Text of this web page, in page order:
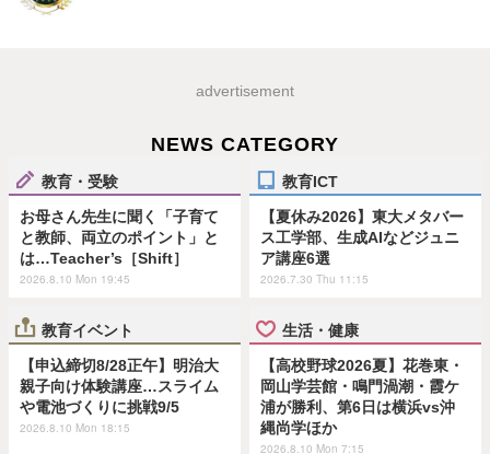
advertisement
NEWS CATEGORY
教育・受験
お母さん先生に聞く「子育て
と教師、両立のポイント」と
は…Teacher’s［Shift］
2026.8.10 Mon 19:45
教育ICT
【夏休み2026】東大メタバー
ス工学部、生成AIなどジュニ
ア講座6選
2026.7.30 Thu 11:15
教育イベント
【申込締切8/28正午】明治大
親子向け体験講座…スライム
や電池づくりに挑戦9/5
2026.8.10 Mon 18:15
生活・健康
【高校野球2026夏】花巻東・
岡山学芸館・鳴門渦潮・霞ケ
浦が勝利、第6日は横浜vs沖
縄尚学ほか
2026.8.10 Mon 7:15